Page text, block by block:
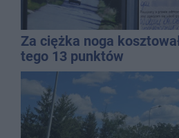
Za ciężka noga
tego 13 punktów